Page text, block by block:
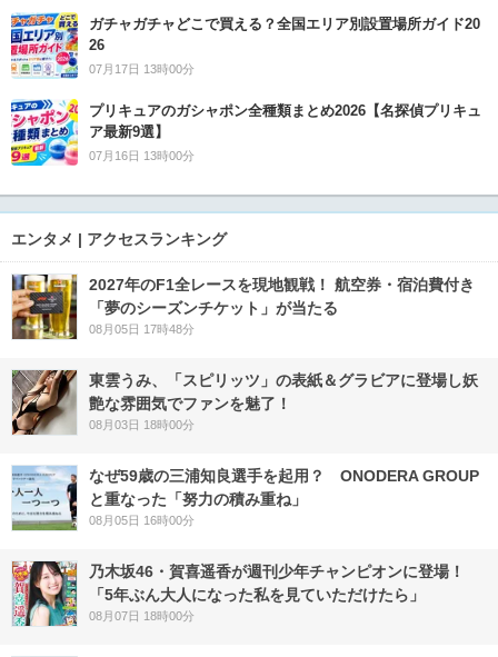
ガチャガチャどこで買える？全国エリア別設置場所ガイド20
26
07月17日 13時00分
プリキュアのガシャポン全種類まとめ2026【名探偵プリキュ
ア最新9選】
07月16日 13時00分
エンタメ | アクセスランキング
2027年のF1全レースを現地観戦！ 航空券・宿泊費付き
「夢のシーズンチケット」が当たる
08月05日 17時48分
東雲うみ、「スピリッツ」の表紙＆グラビアに登場し妖
艶な雰囲気でファンを魅了！
08月03日 18時00分
なぜ59歳の三浦知良選手を起用？ ONODERA GROUP
と重なった「努力の積み重ね」
08月05日 16時00分
乃木坂46・賀喜遥香が週刊少年チャンピオンに登場！
「5年ぶん大人になった私を見ていただけたら」
08月07日 18時00分